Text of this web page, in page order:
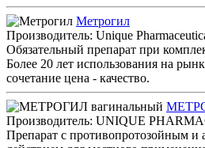
Метрогил
Производитель: Unique
Обязательный препарат при
Более 20 лет использования на
сочетание цена - качество.
Производитель: UNIQUE
Препарат с противопротозойным и